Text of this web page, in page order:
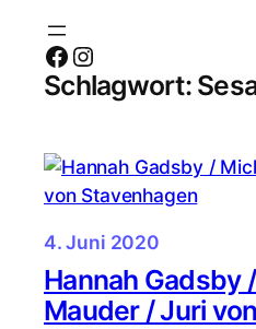
Facebook Instagram
Schlagwort:
4. Juni 2020
Hannah Gadsby
Mauder / Juri